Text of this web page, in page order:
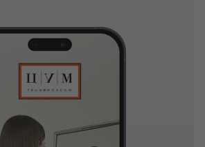
О ЦУМ
О магазине
Новости и события
Контакты
ОНЛАЙН ПОКУПКИ
Мобильное приложение
Шопинг-сервисы